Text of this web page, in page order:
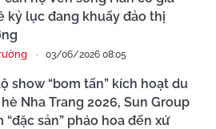
kỷ lục đang khuấy đảo thị
03/06/2026 08:05
show “bom tấn” kích hoạt du
Nha Trang 2026, Sun Group
“đặc sản” pháo hoa đến xứ